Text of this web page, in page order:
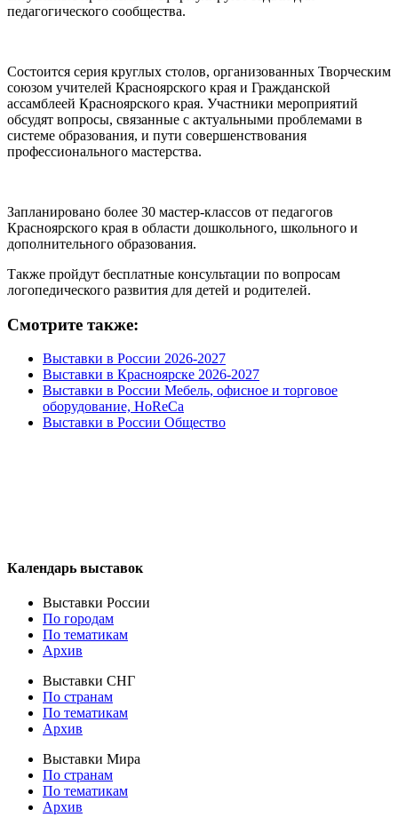
педагогического сообщества.
Состоится серия круглых столов, организованных Творческим
союзом учителей Красноярского края и Гражданской
ассамблеей Красноярского края. Участники мероприятий
обсудят вопросы, связанные с актуальными проблемами в
системе образования, и пути совершенствования
профессионального мастерства.
Запланировано более 30 мастер-классов от педагогов
Красноярского края в области дошкольного, школьного и
дополнительного образования.
Также пройдут бесплатные консультации по вопросам
логопедического развития для детей и родителей.
Смотрите также:
Выставки в России 2026-2027
Выставки в Красноярске 2026-2027
Выставки в России Мебель, офисное и торговое
оборудование, HoReCa
Выставки в России Общество
Календарь выставок
Выставки России
По городам
По тематикам
Архив
Выставки СНГ
По странам
По тематикам
Архив
Выставки Мира
По странам
По тематикам
Архив